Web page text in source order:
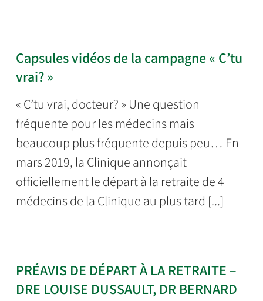
Capsules vidéos de la campagne « C’tu
vrai? »
« C’tu vrai, docteur? » Une question
fréquente pour les médecins mais
beaucoup plus fréquente depuis peu… En
mars 2019, la Clinique annonçait
officiellement le départ à la retraite de 4
médecins de la Clinique au plus tard [...]
PRÉAVIS DE DÉPART À LA RETRAITE –
DRE LOUISE DUSSAULT, DR BERNARD